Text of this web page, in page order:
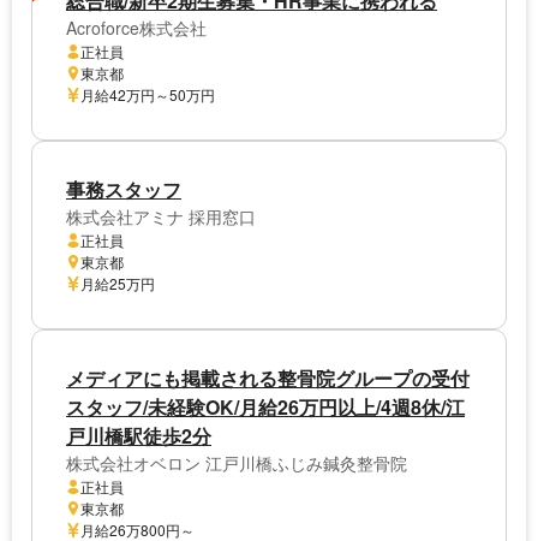
Acroforce株式会社
正社員
東京都
月給42万円～50万円
事務スタッフ
株式会社アミナ 採用窓口
正社員
東京都
月給25万円
メディアにも掲載される整骨院グループの受付
スタッフ/未経験OK/月給26万円以上/4週8休/江
戸川橋駅徒歩2分
株式会社オベロン 江戸川橋ふじみ鍼灸整骨院
正社員
東京都
月給26万800円～